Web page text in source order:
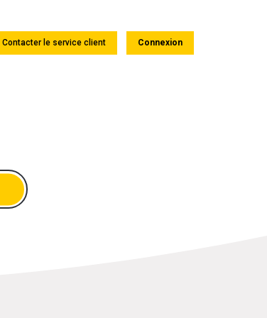
Contacter le service client Connexion